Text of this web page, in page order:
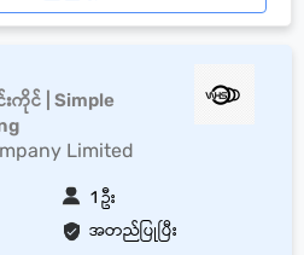
ကိုင် | Simple
Limited
အတည်ပြုပြီး
1 ဦး